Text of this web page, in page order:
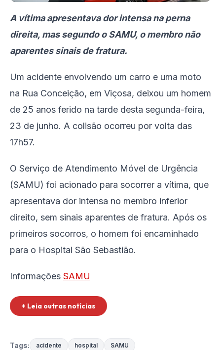
A vítima apresentava dor intensa na perna
direita, mas segundo o SAMU, o membro não
aparentes sinais de fratura.
Um acidente envolvendo um carro e uma moto
na Rua Conceição, em Viçosa, deixou um homem
de 25 anos ferido na tarde desta segunda-feira,
23 de junho. A colisão ocorreu por volta das
17h57.
O Serviço de Atendimento Móvel de Urgência
(SAMU) foi acionado para socorrer a vítima, que
apresentava dor intensa no membro inferior
direito, sem sinais aparentes de fratura. Após os
primeiros socorros, o homem foi encaminhado
para o Hospital São Sebastião.
Informações SAMU
+ Leia outras notícias
Tags: acidente hospital SAMU